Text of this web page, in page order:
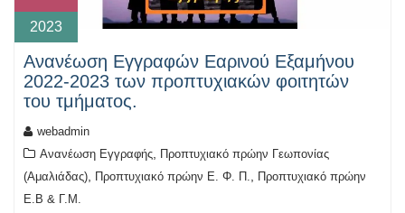
2023
Ανανέωση Εγγραφών Εαρινού Εξαμήνου
2022-2023 των προπτυχιακών φοιτητών
του τμήματος.
webadmin
Ανανέωση Εγγραφής
Προπτυχιακό πρώην Γεωπονίας
(Αμαλιάδας)
Προπτυχιακό πρώην Ε. Φ. Π.
Προπτυχιακό πρώην
Ε.Β & Γ.Μ.